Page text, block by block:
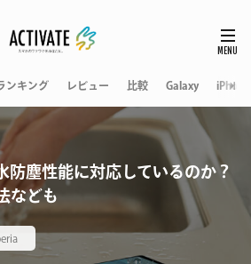
ンキング レビュー 比較 Galaxy iPhone
防塵性能に対応しているのか？
なども